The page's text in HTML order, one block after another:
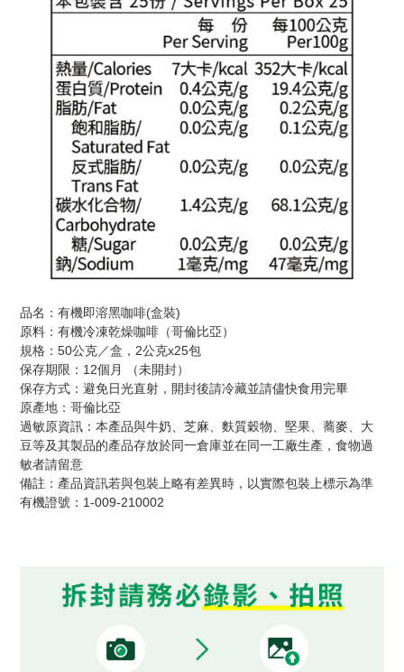
品名：有機即溶黑咖啡(盒裝)
原料：有機冷凍乾燥咖啡（哥倫比亞）
規格：50公克／盒，2公克x25包
保存期限：12個月 （未開封）
保存方式：避免日光直射，開封後請冷藏並請儘快食用完畢
原產地：哥倫比亞
過敏原資訊：本產品與牛奶、芝麻、麩質穀物、堅果、蕎麥、大
豆等及其製品的產品存放於同一倉庫並在同一工廠生產，食物過
敏者請留意
備註：產品資訊若與包裝上略有差異時，以實際包裝上標示為準
有機證號：1-009-210002